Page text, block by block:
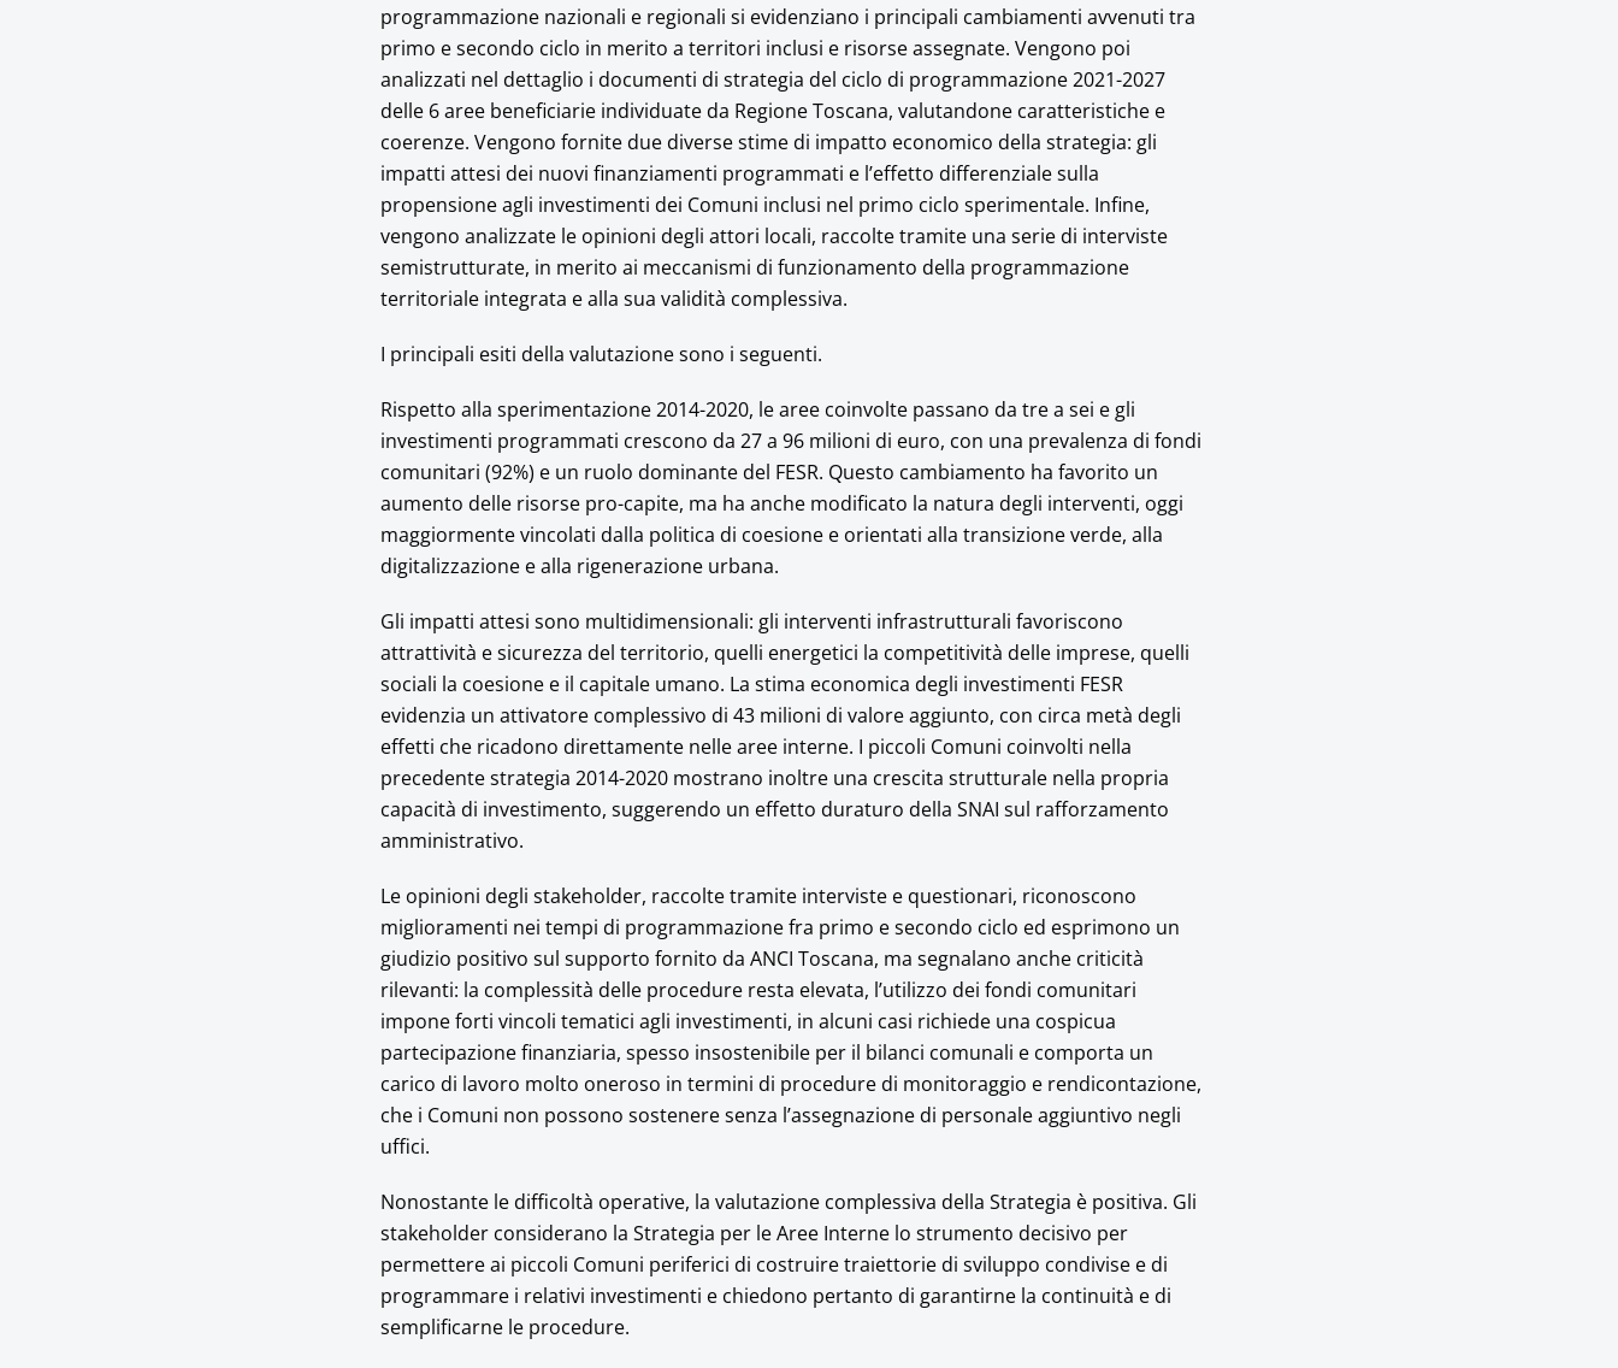
programmazione nazionali e regionali si evidenziano i principali cambiamenti avvenuti tra
primo e secondo ciclo in merito a territori inclusi e risorse assegnate. Vengono poi
analizzati nel dettaglio i documenti di strategia del ciclo di programmazione 2021-2027
delle 6 aree beneficiarie individuate da Regione Toscana, valutandone caratteristiche e
coerenze. Vengono fornite due diverse stime di impatto economico della strategia: gli
impatti attesi dei nuovi finanziamenti programmati e l’effetto differenziale sulla
propensione agli investimenti dei Comuni inclusi nel primo ciclo sperimentale. Infine,
vengono analizzate le opinioni degli attori locali, raccolte tramite una serie di interviste
semistrutturate, in merito ai meccanismi di funzionamento della programmazione
territoriale integrata e alla sua validità complessiva.
I principali esiti della valutazione sono i seguenti.
Rispetto alla sperimentazione 2014-2020, le aree coinvolte passano da tre a sei e gli
investimenti programmati crescono da 27 a 96 milioni di euro, con una prevalenza di fondi
comunitari (92%) e un ruolo dominante del FESR. Questo cambiamento ha favorito un
aumento delle risorse pro-capite, ma ha anche modificato la natura degli interventi, oggi
maggiormente vincolati dalla politica di coesione e orientati alla transizione verde, alla
digitalizzazione e alla rigenerazione urbana.
Gli impatti attesi sono multidimensionali: gli interventi infrastrutturali favoriscono
attrattività e sicurezza del territorio, quelli energetici la competitività delle imprese, quelli
sociali la coesione e il capitale umano. La stima economica degli investimenti FESR
evidenzia un attivatore complessivo di 43 milioni di valore aggiunto, con circa metà degli
effetti che ricadono direttamente nelle aree interne. I piccoli Comuni coinvolti nella
precedente strategia 2014-2020 mostrano inoltre una crescita strutturale nella propria
capacità di investimento, suggerendo un effetto duraturo della SNAI sul rafforzamento
amministrativo.
Le opinioni degli stakeholder, raccolte tramite interviste e questionari, riconoscono
miglioramenti nei tempi di programmazione fra primo e secondo ciclo ed esprimono un
giudizio positivo sul supporto fornito da ANCI Toscana, ma segnalano anche criticità
rilevanti: la complessità delle procedure resta elevata, l’utilizzo dei fondi comunitari
impone forti vincoli tematici agli investimenti, in alcuni casi richiede una cospicua
partecipazione finanziaria, spesso insostenibile per il bilanci comunali e comporta un
carico di lavoro molto oneroso in termini di procedure di monitoraggio e rendicontazione,
che i Comuni non possono sostenere senza l’assegnazione di personale aggiuntivo negli
uffici.
Nonostante le difficoltà operative, la valutazione complessiva della Strategia è positiva. Gli
stakeholder considerano la Strategia per le Aree Interne lo strumento decisivo per
permettere ai piccoli Comuni periferici di costruire traiettorie di sviluppo condivise e di
programmare i relativi investimenti e chiedono pertanto di garantirne la continuità e di
semplificarne le procedure.